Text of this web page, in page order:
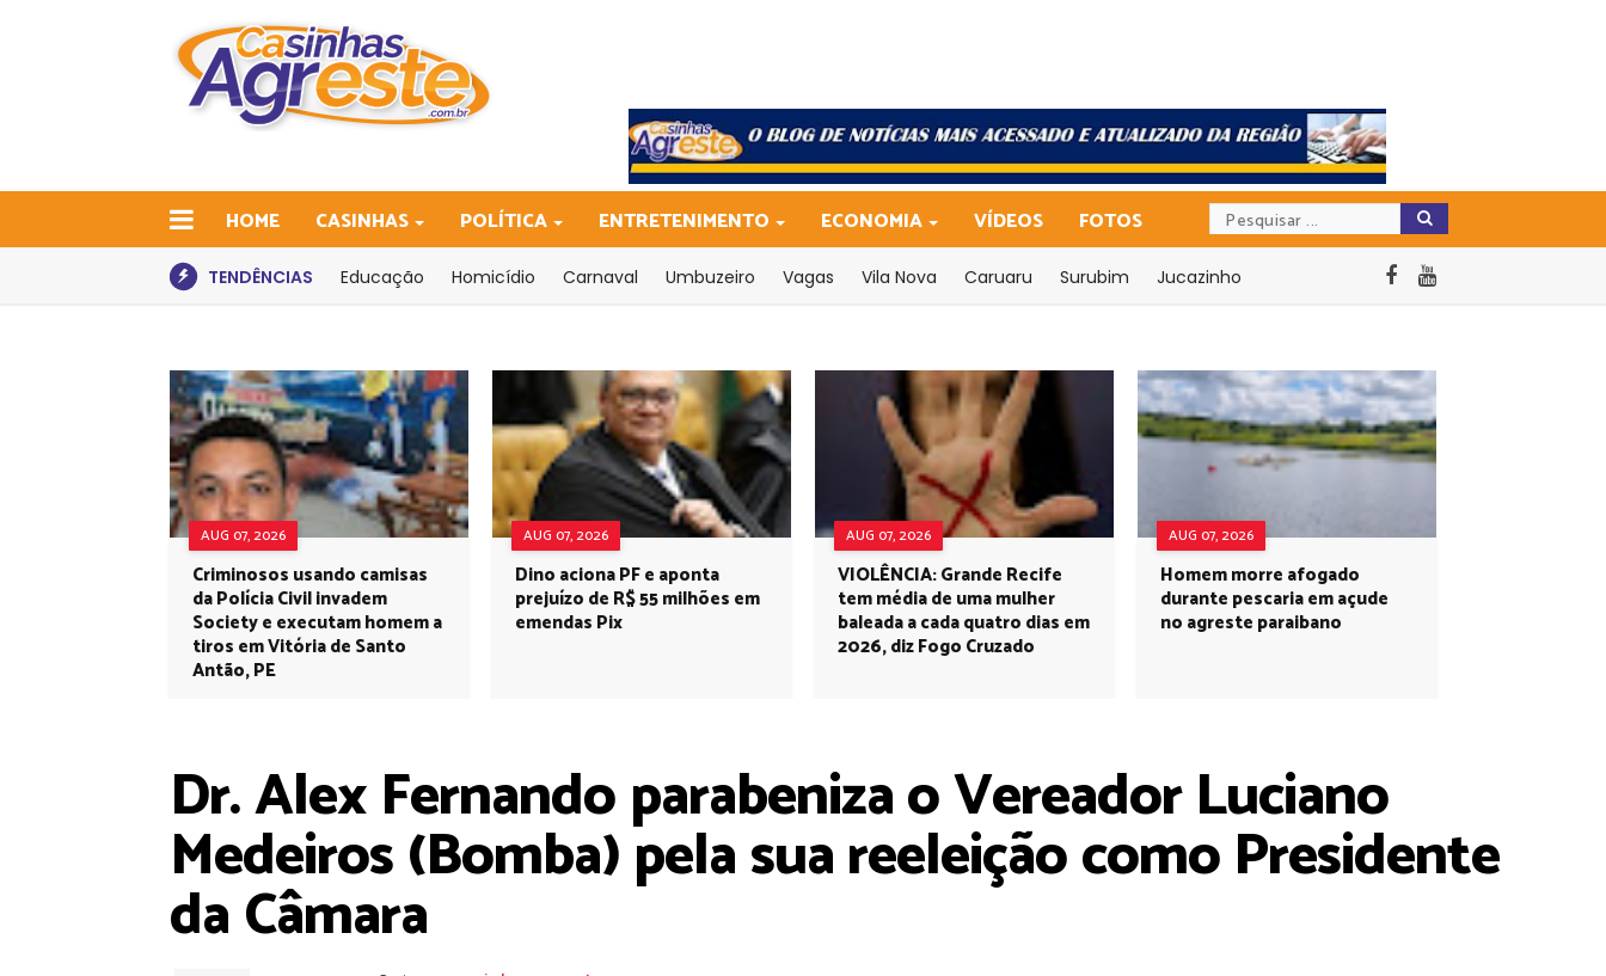
HOME CASINHAS POLÍTICA ENTRETENIMENTO ECONOMIA VÍDEOS FOTOS
TENDÊNCIAS Educação Homicídio Carnaval Umbuzeiro Vagas Vila Nova Caruaru Surubim Jucazinho
AUG 07, 2026
Criminosos usando camisas
da Polícia Civil invadem
Society e executam homem a
tiros em Vitória de Santo
Antão, PE
AUG 07, 2026
Dino aciona PF e aponta
prejuízo de R$ 55 milhões em
emendas Pix
AUG 07, 2026
VIOLÊNCIA: Grande Recife
tem média de uma mulher
baleada a cada quatro dias em
2026, diz Fogo Cruzado
AUG 07, 2026
Homem morre afogado
durante pescaria em açude
no agreste paraibano
Dr. Alex Fernando parabeniza o Vereador Luciano
Medeiros (Bomba) pela sua reeleição como Presidente
da Câmara